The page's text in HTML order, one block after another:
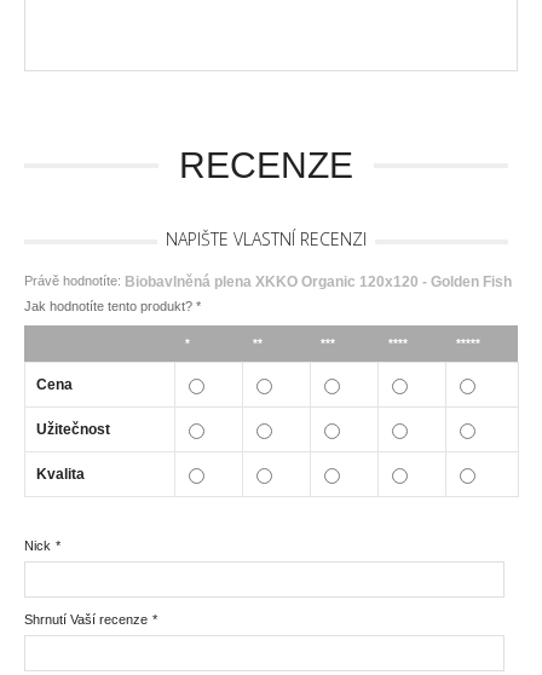
RECENZE
NAPIŠTE VLASTNÍ RECENZI
Právě hodnotíte: Biobavlněná plena XKKO Organic 120x120 - Golden Fish
Jak hodnotíte tento produkt? *
* ** *** **** *****
Cena
Užitečnost
Kvalita
*
Nick
*
Shrnutí Vaší recenze